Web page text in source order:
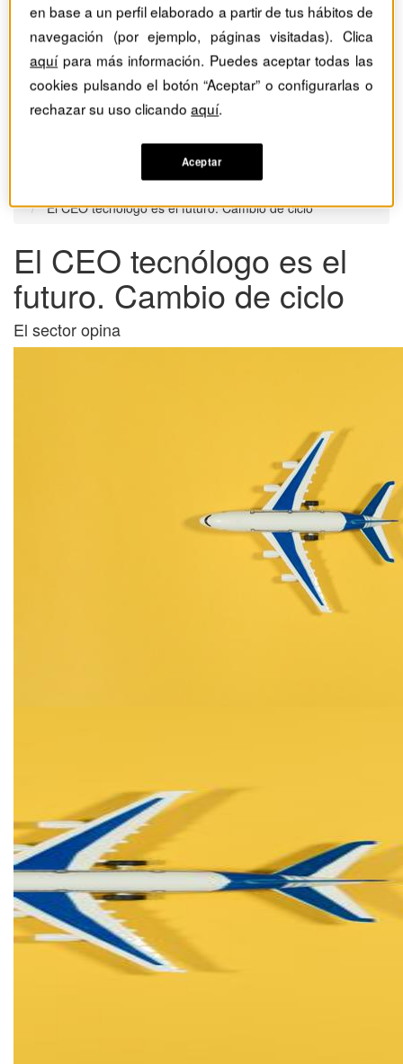
El CEO tecnólogo es el futuro. Cambio de ciclo
El CEO tecnólogo es el
futuro. Cambio de ciclo
El sector opina
en base a un perfil elaborado a partir de tus hábitos de
navegación (por ejemplo, páginas visitadas). Clica
aquípara más información. Puedes aceptar todas las
cookies pulsando el botón “Aceptar” o configurarlas o
rechazar su uso clicandoaquí.
Aceptar